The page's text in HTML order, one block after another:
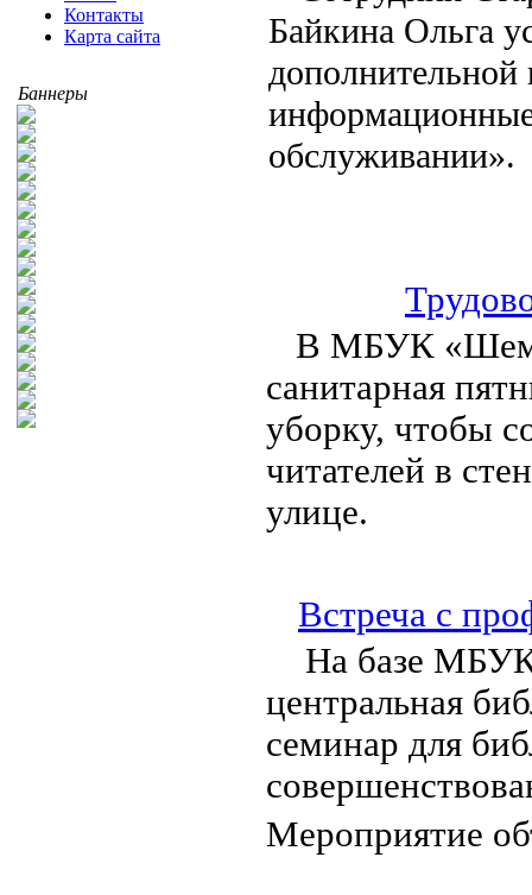
Контакты
Карта сайта
Баннеры
Байкина Ольга
обслуживании».
В МБУК
санитарная
уборку, чтобы
читателей в
улице.
Встреча с
На базе
центральная
семинар для
Мероприятие